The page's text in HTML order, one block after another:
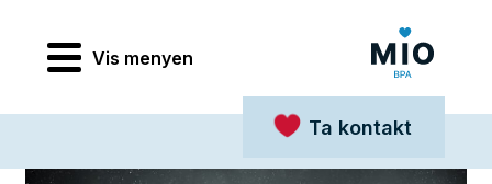
Vis menyen
Ta kontakt